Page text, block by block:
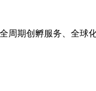
周期创孵服务、全球